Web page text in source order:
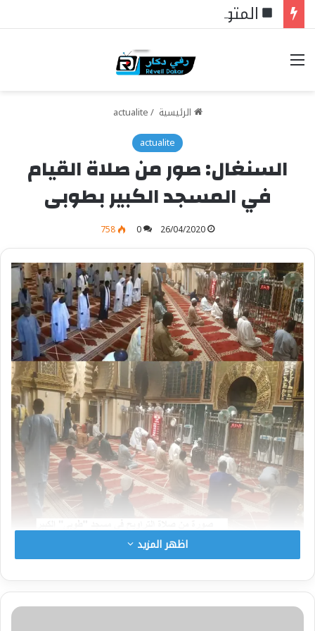
المتوسط ينتظر من يقود المستقبل… هل تكون إيطاليا صاحبة المبادرة؟
خيارات
الرئيسية /
actualite
actualite
السنغال: صور من صلاة القيام
في المسجد الكبير بطوبى
26/04/2020
0
758
مع بداية شهر رمضان سمح لعدد محدود من المصلين
بحضور صلاة نافلة التراويح في مسجد طوبى وفق
الإجراءت والضوابط التي فرضتها الظروف الصحية
اظهر المزيد